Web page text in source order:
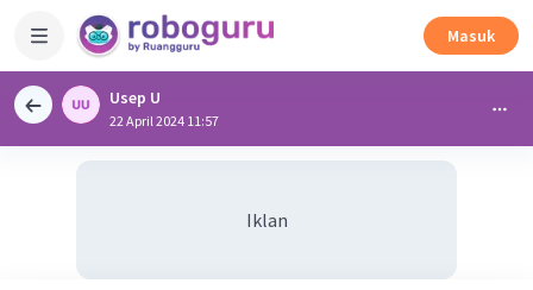
Masuk
Usep U
22 April 2024 11:57
Iklan